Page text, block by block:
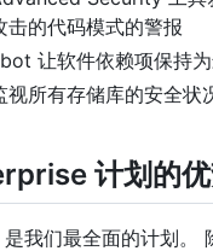
击的代码模式的警报
让软件依赖项保持
视所有存储库的安全状
计划的
我们最全面的计划。